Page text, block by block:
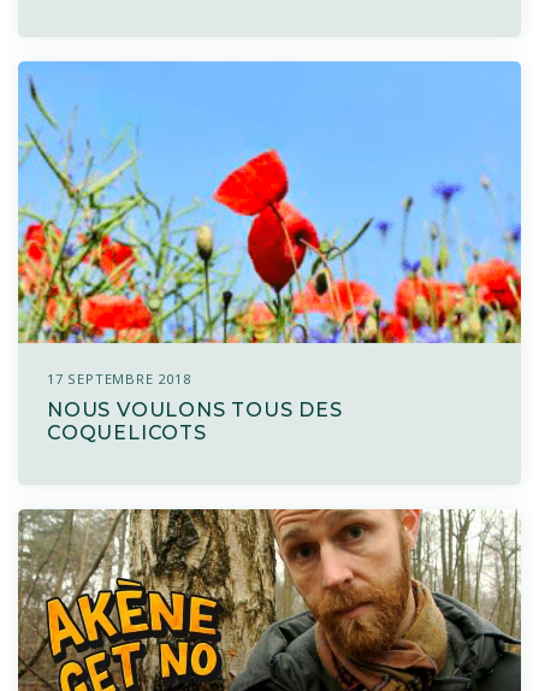
17 SEPTEMBRE 2018
NOUS VOULONS TOUS DES
COQUELICOTS